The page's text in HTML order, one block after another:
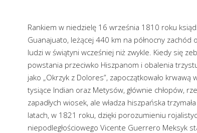
Rankiem w niedzielę 16 września 1810 roku
Guanajuato, leżącej 440 km na północny zachód
ludzi w świątyni wcześniej niż zwykle. Kiedy się
powstania przeciwko Hiszpanom i obalenia
jako „Okrzyk z Dolores”, zapoczątkowało krwawą
tysiące Indian oraz Metysów, głównie chłopów,
zapadłych wiosek, ale władza hiszpańska
latach, w 1821 roku, dzięki porozumieniu
niepodległościowego Vicente Guerrero Meksyk